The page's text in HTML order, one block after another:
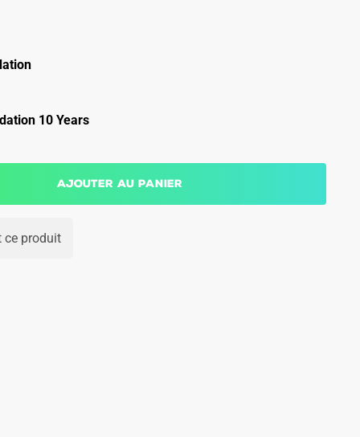
10 Years
Ajouter au panier
ce produit